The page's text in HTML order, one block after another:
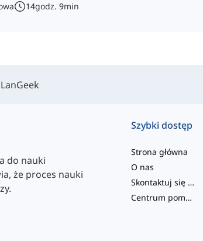
14godz. 9min
do nauki
że proces nauki
Szybki dostęp
Strona główna
O nas
Skontaktuj się z nami
Centrum pomocy